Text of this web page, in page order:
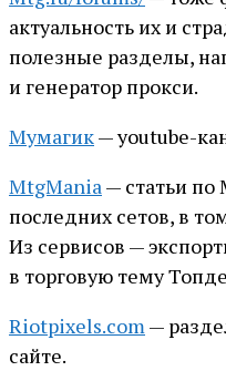
актуальность их и
полезные разделы,
и генератор прокси.
Мумагик— youtube-
MtgMania— статьи по
последних сетов, в
Из сервисов —
в торговую тему
Riotpixels.com—
сайте.